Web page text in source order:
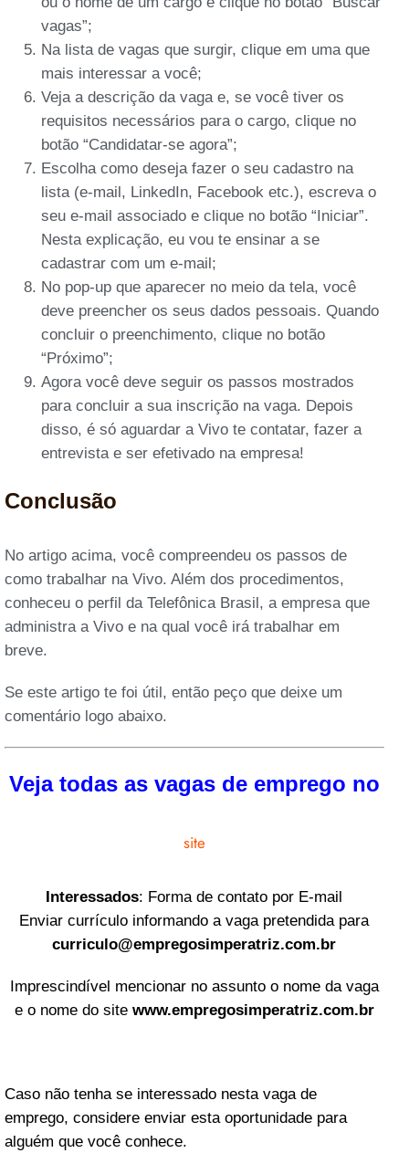
vagas”;
Na lista de vagas que surgir, clique em uma que
mais interessar a você;
Veja a descrição da vaga e, se você tiver os
requisitos necessários para o cargo, clique no
botão “Candidatar-se agora”;
Escolha como deseja fazer o seu cadastro na
lista (e-mail, LinkedIn, Facebook etc.), escreva o
seu e-mail associado e clique no botão “Iniciar”.
Nesta explicação, eu vou te ensinar a se
cadastrar com um e-mail;
No pop-up que aparecer no meio da tela, você
deve preencher os seus dados pessoais. Quando
concluir o preenchimento, clique no botão
“Próximo”;
Agora você deve seguir os passos mostrados
para concluir a sua inscrição na vaga. Depois
disso, é só aguardar a Vivo te contatar, fazer a
entrevista e ser efetivado na empresa!
Conclusão
No artigo acima, você compreendeu os passos de
como trabalhar na Vivo. Além dos procedimentos,
conheceu o perfil da Telefônica Brasil, a empresa que
administra a Vivo e na qual você irá trabalhar em
breve.
Se este artigo te foi útil, então peço que deixe um
comentário logo abaixo.
Veja todas as vagas de emprego no
site
Interessados: Forma de contato por E-mail
Enviar currículo informando a vaga pretendida para
curriculo@empregosimperatriz.com.br
Imprescindível mencionar no assunto o nome da vaga
e o nome do site www.empregosimperatriz.com.br
Caso não tenha se interessado nesta vaga de
emprego, considere enviar esta oportunidade para
alguém que você conhece.